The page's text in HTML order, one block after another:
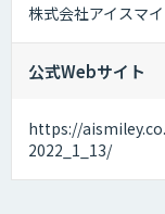
株式会社アイスマ
公式Webサイト
https://
2022_1_13/